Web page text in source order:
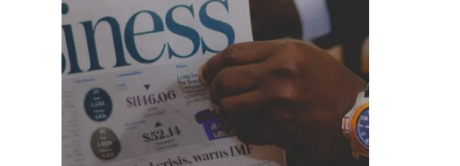
2026. The conference is intended for
everyone involved in the semiconductor
industry, including engineers, professional
experts, and senior executives.
לחץ לפרטים